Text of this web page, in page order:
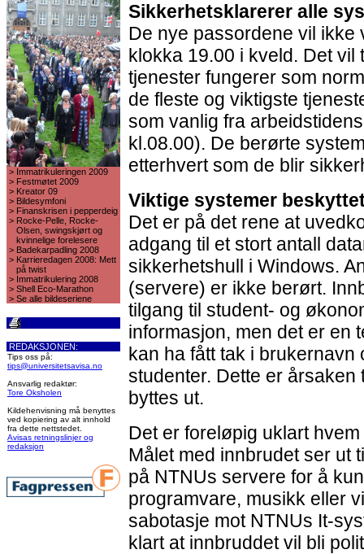
> Immatrikuleringen 2009
> Festmøtet 2009
> Kreator 09
> Bildesymfoni
> Finanskrisen i pepperdeig
> Rocke-Pelle, Rocke-
Olsen, swingskjørt og
kvinnelige forelesere
> Badekarpadling 2008
> Karrieredagen 2008: Mett
på twist
> Immatrikulering 2008
> Shell Eco-Marathon
> Se alle bildeseriene
REDAKSJONEN:
Tips oss på:
tips@universitetsavisa.no
Ansvarlig redaktør:
Tore Oksholen
Kildehenvisning må benyttes
ved kopiering av alt innhold
fra dette nettstedet.
Avisas retningslinjer og
redaksjon
Sikkerhetsklarerer alle
De nye passordene vil
klokka 19.00 i kveld. Det vil
tjenester fungerer som
de fleste og viktigste
som vanlig fra
kl.08.00). De berørte
etterhvert som de blir
Viktige systemer
Det er på det rene at
adgang til et stort antall
sikkerhetshull i Windows.
(servere) er ikke berørt.
tilgang til student- og
informasjon, men det er en
kan ha fått tak i brukernavn
studenter. Dette er årsaken
byttes ut.
Det er foreløpig uklart
Målet med innbrudet ser ut
på NTNUs servere for å
programvare, musikk eller
sabotasje mot NTNUs It-
klart at innbruddet vil bli